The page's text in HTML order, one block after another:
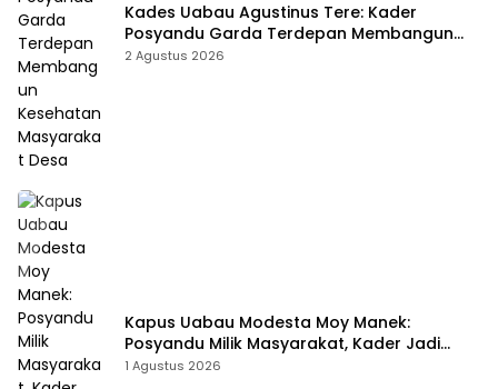
Kades Uabau Agustinus Tere: Kader
Posyandu Garda Terdepan Membangun
Kesehatan Masyarakat Desa
2 Agustus 2026
Kapus Uabau Modesta Moy Manek:
Posyandu Milik Masyarakat, Kader Jadi
Ujung Tombak Perangi Stunting
1 Agustus 2026